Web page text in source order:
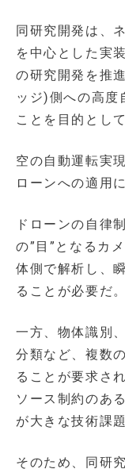
同研究開発は、
を中心とした実
の研究開発を推
ッジ)側への高度
ことを目的とし
空の自動運転実
ローンへの適用
ドローンの自律
の”目”となるカ
体側で解析し、
ることが必要だ。
一方、物体識別
分類など、複数
ることが要求さ
ソース制約のあ
が大きな技術課題
そのため、同研